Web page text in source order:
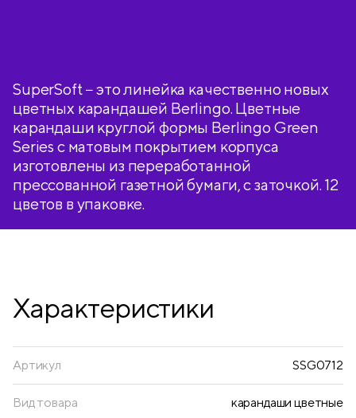
SuperSoft − это линейка качественно новых
цветных карандашей Berlingo. Цветные
карандаши круглой формы Berlingo Green
Series с матовым покрытием корпуса
изготовлены из переработанной
прессованной газетной бумаги, с заточкой. 12
цветов в упаковке.
Характеристики
Артикул SSG0712
Вид товара карандаши цветные